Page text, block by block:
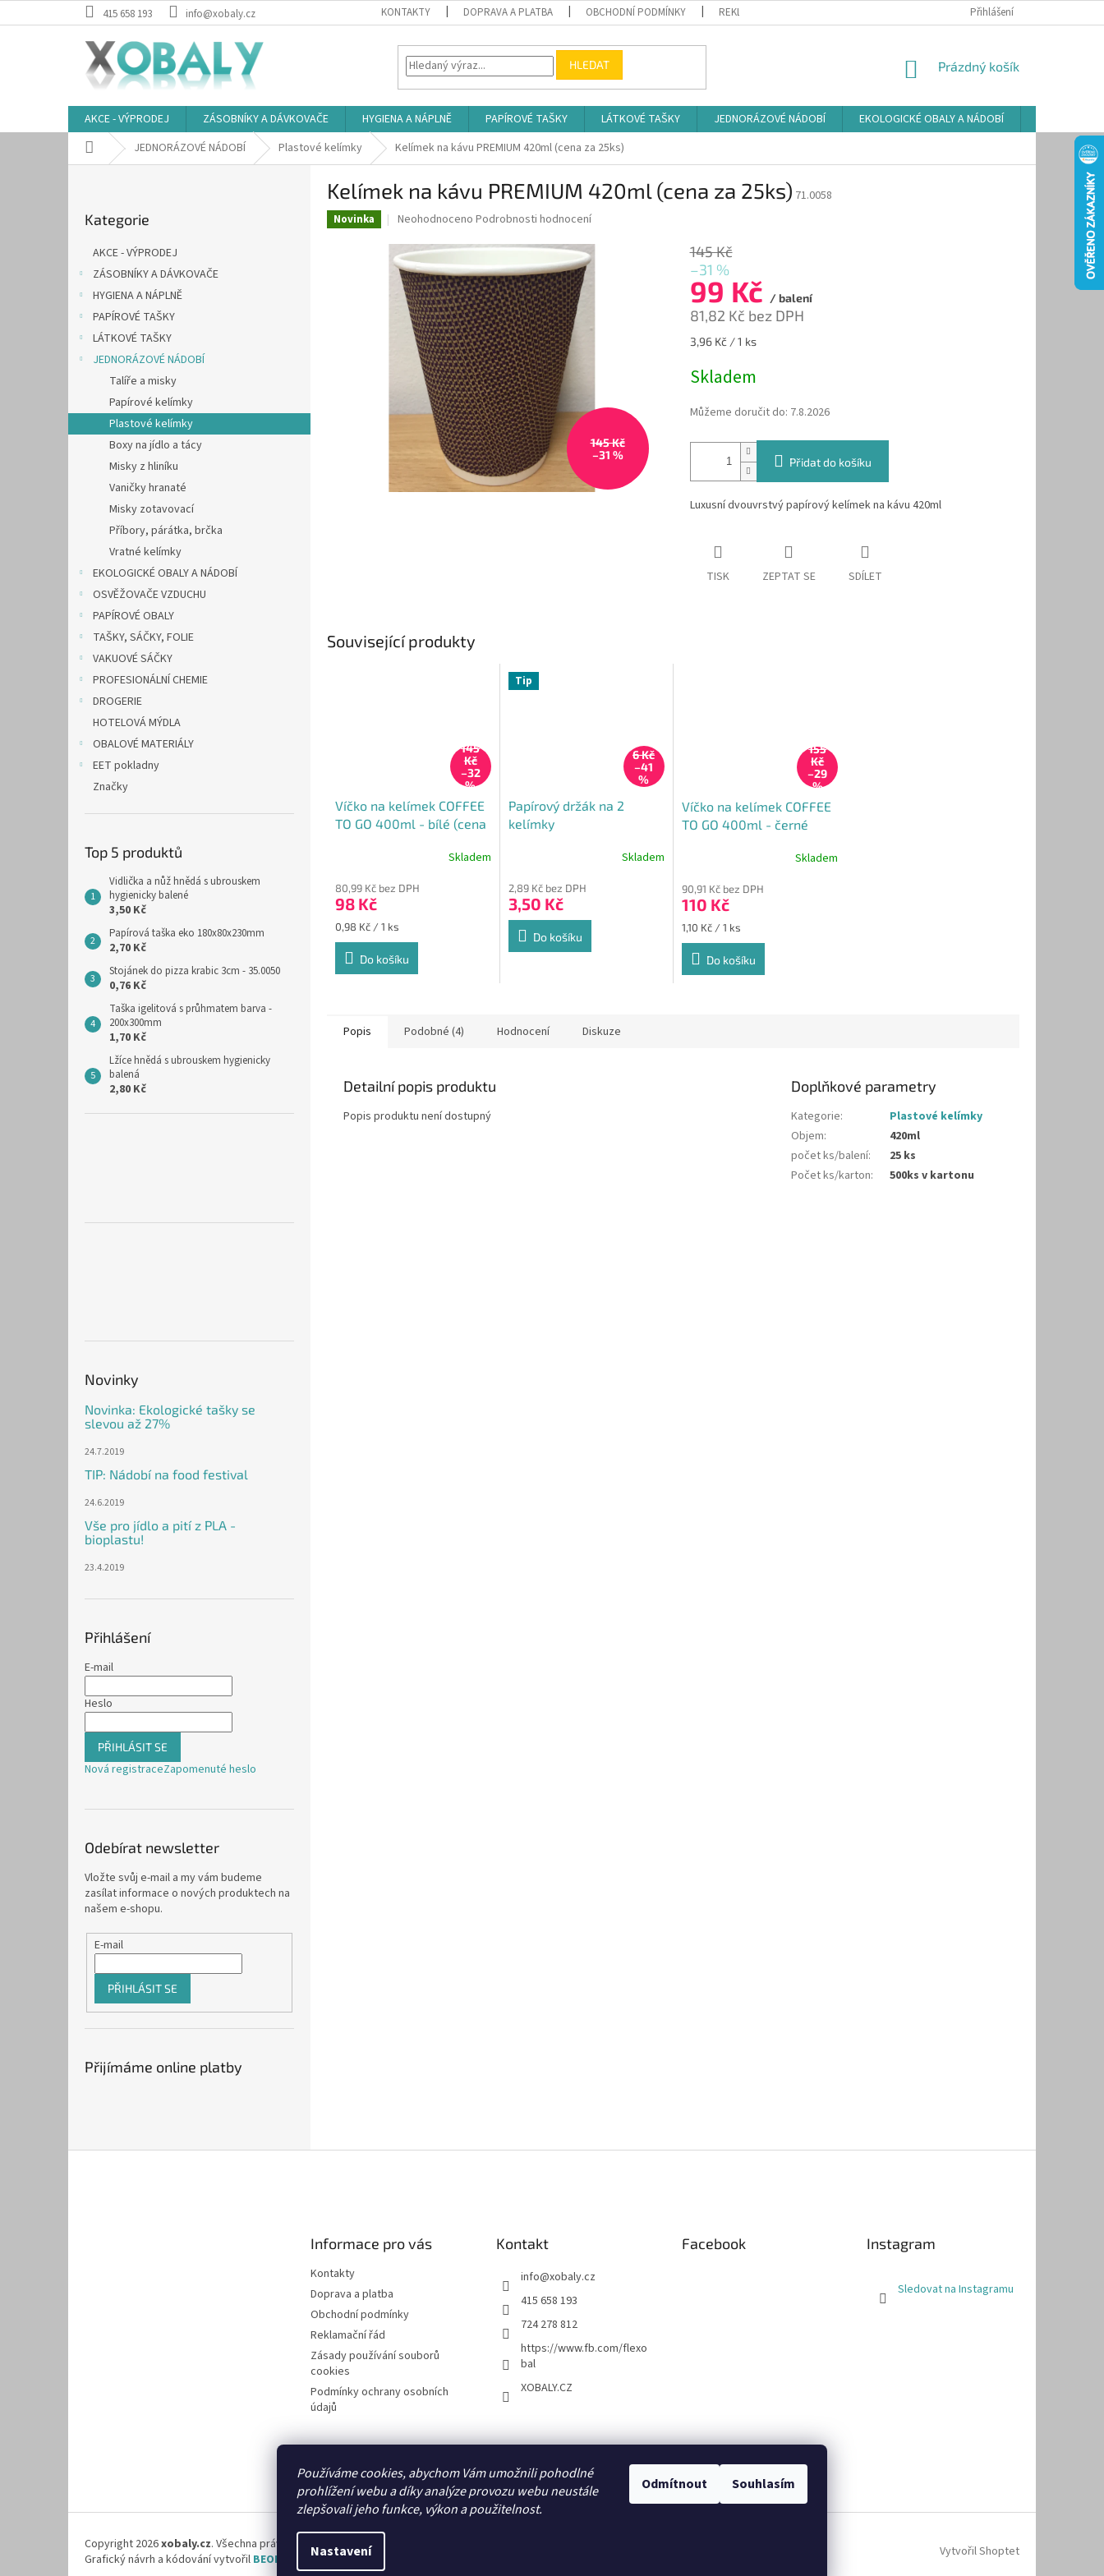
Používáme cookies, abychom Vám umožnili pohodlné
prohlížení webu a díky analýze provozu webu neustále
zlepšovali jeho funkce, výkon a použitelnost.
Nastavení
Odmítnout Souhlasím
na
415 658 193 info@xobaly.cz KONTAKTY DOPRAVA A PLATBA OBCHODNÍ PODMÍNKY REKLAMAČNÍ ŘÁD ZÁSADY POUŽÍVÁNÍ SOUBORŮ COOKIES
Přihlášení
HLEDAT
NÁKUPNÍ
Prázdný košík
AKCE - VÝPRODEJ ZÁSOBNÍKY A DÁVKOVAČE HYGIENA A NÁPLNĚ PAPÍROVÉ TAŠKY LÁTKOVÉ TAŠKY JEDNORÁZOVÉ NÁDOBÍ EKOLOGICKÉ OBALY A NÁDOBÍ
Domů JEDNORÁZOVÉ NÁDOBÍ Plastové kelímky Kelímek na kávu PREMIUM 420ml (cena za 25ks)
l
kategorie
Kategorie
AKCE - VÝPRODEJ
ZÁSOBNÍKY A DÁVKOVAČE
HYGIENA A NÁPLNĚ
PAPÍROVÉ TAŠKY
LÁTKOVÉ TAŠKY
JEDNORÁZOVÉ NÁDOBÍ
Talíře a misky
Papírové kelímky
Plastové kelímky
Boxy na jídlo a tácy
Misky z hliníku
Vaničky hranaté
Misky zotavovací
Příbory, párátka, brčka
Vratné kelímky
EKOLOGICKÉ OBALY A NÁDOBÍ
OSVĚŽOVAČE VZDUCHU
PAPÍROVÉ OBALY
TAŠKY, SÁČKY, FOLIE
VAKUOVÉ SÁČKY
PROFESIONÁLNÍ CHEMIE
DROGERIE
HOTELOVÁ MÝDLA
OBALOVÉ MATERIÁLY
EET pokladny
Značky
Top 5 produktů
Vidlička a nůž hnědá s ubrouskem
hygienicky balené
3,50 Kč
Papírová taška eko 180x80x230mm
2,70 Kč
Stojánek do pizza krabic 3cm - 35.0050
0,76 Kč
Taška igelitová s průhmatem barva -
200x300mm
1,70 Kč
Lžíce hnědá s ubrouskem hygienicky
balená
2,80 Kč
Novinky
Novinka: Ekologické tašky se
slevou až 27%
24.7.2019
TIP: Nádobí na food festival
24.6.2019
Vše pro jídlo a pití z PLA -
bioplastu!
23.4.2019
Přihlášení
E-mail
Heslo
PŘIHLÁSIT SE
Nová registraceZapomenuté heslo
Odebírat newsletter
Vložte svůj e-mail a my vám budeme
zasílat informace o nových produktech na
našem e-shopu.
E-mail
PŘIHLÁSIT SE
Přijímáme online platby
Kelímek na kávu PREMIUM 420ml (cena za 25ks) 71.0058
Novinka
Průměrné
produktu
je
0,0
hvězdiček.
Neohodnoceno Podrobnosti hodnocení
145 Kč
–31 %
145 Kč
–31 %
99 Kč / balení
81,82 Kč bez DPH
Měrná
3,96 Kč / 1 ks
Skladem
Můžeme doručit do: 7.8.2026
Přidat do košíku
Luxusní dvouvrstvý papírový kelímek na kávu 420ml
TISK ZEPTAT SE SDÍLET
Související produkty
145
Kč
–32
%
Víčko na kelímek COFFEE
TO GO 400ml - bílé (cena
produktu
je
3,7
hvězdiček.
Skladem
80,99 Kč bez DPH
98 Kč
Měrná
cena:
0,98 Kč / 1 ks
Do košíku
Tip
6 Kč
–41
%
Papírový držák na 2
kelímky
Skladem
2,89 Kč bez DPH
3,50 Kč
Do košíku
155
Kč
–29
%
Víčko na kelímek COFFEE
TO GO 400ml - černé
Skladem
90,91 Kč bez DPH
110 Kč
Měrná
cena:
1,10 Kč / 1 ks
Do košíku
Popis Podobné (4) Hodnocení Diskuze
Detailní popis produktu
Popis produktu není dostupný
Doplňkové parametry
Kategorie:
Plastové kelímky
Objem:
420ml
počet ks/balení:
25 ks
Počet ks/karton: 500ks v kartonu
Informace pro vás
Kontakty
Doprava a platba
Obchodní podmínky
Reklamační řád
Zásady používání souborů
cookies
Podmínky ochrany osobních
údajů
Kontakt
info@xobaly.cz
415 658 193
724 278 812
https://www.fb.com/flexo
bal
XOBALY.CZ
Facebook Instagram
Sledovat na Instagramu
FLEXOBAL KATRIN
Vytvořil Shoptet
Copyright 2026xobaly.cz. Všechna práva vyhrazena.
Grafický návrh a kódování vytvořil BEOM.cz